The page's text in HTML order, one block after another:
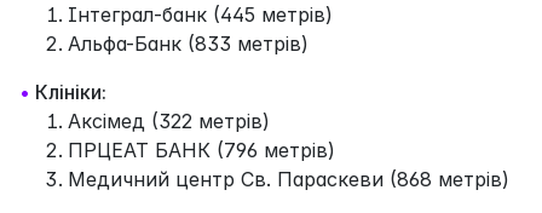
Інтеграл-банк (445 метрів)
Альфа-Банк (833 метрів)
• Клініки:
Аксімед (322 метрів)
ПРЦЕАТ БАНК (796 метрів)
Медичний центр Св. Параскеви (868 метрів)